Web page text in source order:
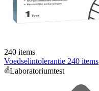
240 items
Voedselintolerantie 240 items
Laboratoriumtest